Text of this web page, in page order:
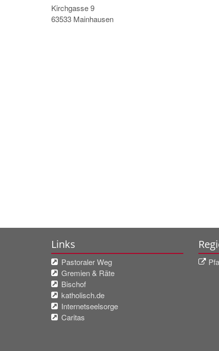
Kirchgasse 9
63533 Mainhausen
Links
Pastoraler Weg
Gremien & Räte
Bischof
katholisch.de
Internetseelsorge
Caritas